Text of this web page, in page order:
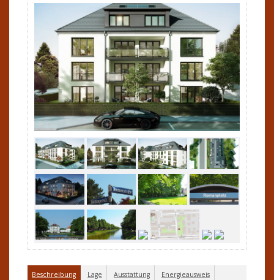
Beschreibung Lage Ausstattung Energieausweis